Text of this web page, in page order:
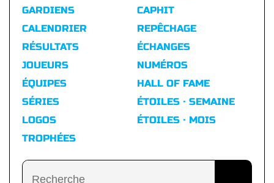
GARDIENS
CALENDRIER
RÉSULTATS
CAPHIT
REPÊCHAGE
ÉCHANGES
JOUEURS
ÉQUIPES
SÉRIES
LOGOS
TROPHÉES
NUMÉROS
HALL OF FAME
ÉTOILES · SEMAINE
ÉTOILES · MOIS